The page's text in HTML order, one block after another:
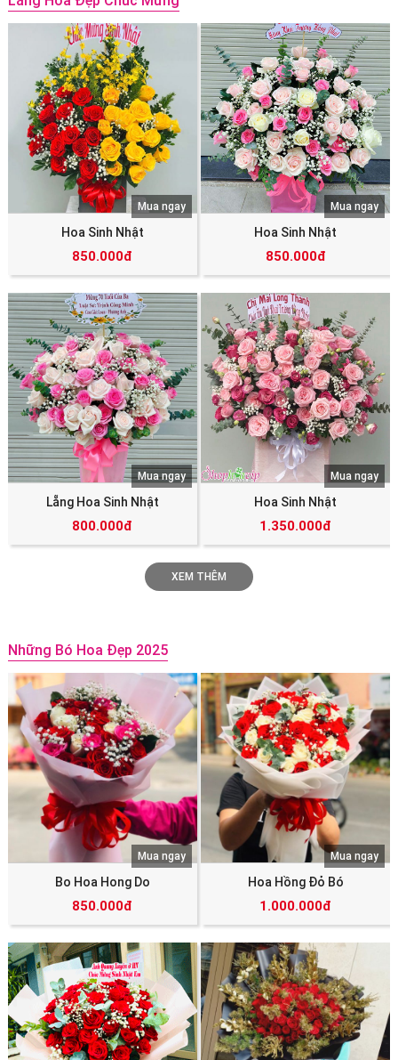
Hoa Sinh Nhật
850.000đ
Mua ngay
Hoa Sinh Nhật
850.000đ
Mua ngay
Lẵng Hoa Sinh Nhật
800.000đ
Mua ngay
Hoa Sinh Nhật
1.350.000đ
Mua ngay
XEM THÊM
Những Bó Hoa Đẹp 2025
Bo Hoa Hong Do
850.000đ
Mua ngay
Hoa Hồng Đỏ Bó
1.000.000đ
Mua ngay